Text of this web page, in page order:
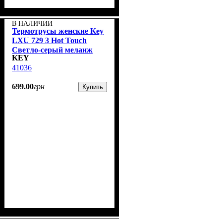
В НАЛИЧИИ
Термотрусы женские Key
LXU 729 3 Hot Touch
Светло-серый меланж
KEY
41036
699.00грн Купить